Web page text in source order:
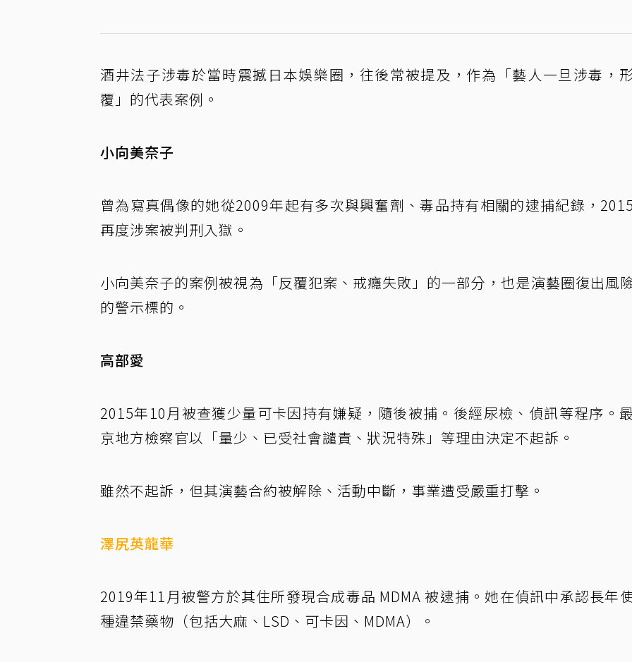
酒井法子涉毒於當時震撼日本娛樂圈，往後常被提及，作為「藝人一旦涉毒，
覆」的代表案例。
小向美奈子
曾為寫真偶像的她從2009年起有多次與興奮劑、毒品持有相關的逮捕紀錄，
再度涉案被判刑入獄。
小向美奈子的案例被視為「反覆犯案、戒癮失敗」的一部分，也是演藝圈復出風
的警示標的。
高部愛
2015年10月被查獲少量可卡因持有嫌疑，隨後被捕。後經尿檢、偵訊等程序。
京地方檢察官以「量少、已受社會譴責、狀況特殊」等理由決定不起訴。
雖然不起訴，但其演藝合約被解除、活動中斷，事業遭受嚴重打擊。
澤尻英龍華
2019年11月被警方於其住所發現合成毒品 MDMA 被逮捕。她在偵訊中承認長年
種違禁藥物（包括大麻、LSD、可卡因、MDMA）。